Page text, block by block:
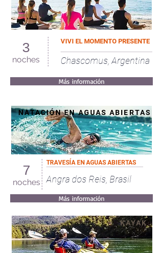
3
noches
VIVI EL MOMENTO PRESENTE
Chascomus, Argentina
Más información
NATACIÓN EN AGUAS ABIERTAS
7
noches
TRAVESÍA EN AGUAS ABIERTAS
Angra dos Reis, Brasil
Más información
KAYAK